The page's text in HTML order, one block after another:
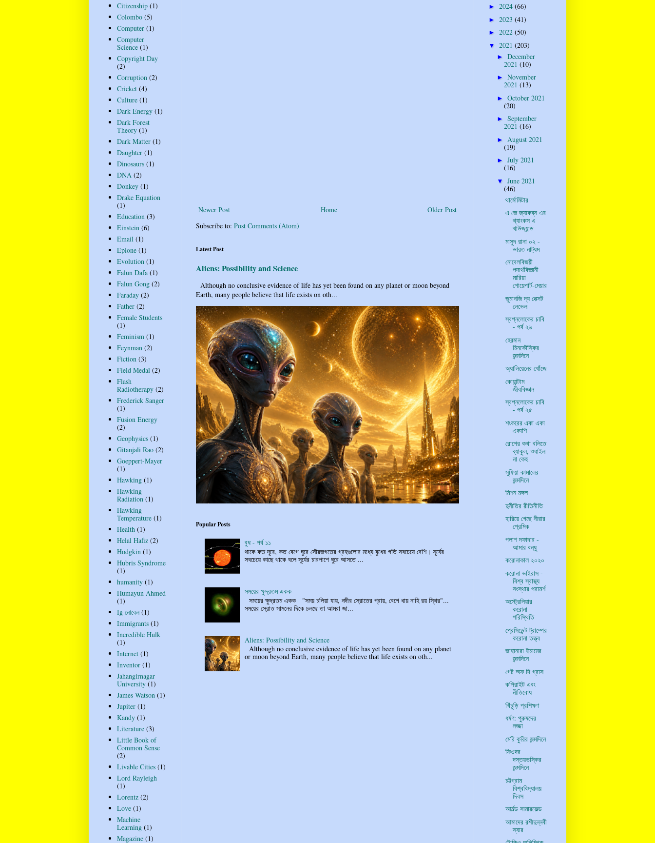
Newer Post Older Post
Home
Subscribe to: Post Comments (Atom)
Latest Post
Aliens: Possibility and Science
Although no conclusive evidence of life has yet been found on any planet or moon beyond
Earth, many people believe that life exists on oth...
Popular Posts
বুধ - পর্ব ১১
থাকে কত দূরে, কত বেগে ঘুরে সৌরজগতের গ্রহগুলোর মধ্যে বুধের গতি সবচেয়ে বেশি। সূর্যের
সবচেয়ে কাছে থাকে বলে সূর্যের চারপাশে ঘুরে আসতে ...
সময়ের ক্ষুদ্রতম একক
সময়ের ক্ষুদ্রতম একক "সময় চলিয়া যায়, নদীর স্রোতের প্রায়, বেগে ধায় নাহি রয় স্থির"...
সময়ের স্রোত সামনের দিকে চলছে তা আমরা জা...
Aliens: Possibility and Science
Although no conclusive evidence of life has yet been found on any planet
or moon beyond Earth, many people believe that life exists on oth...
Citizenship (1)
Colombo (5)
Computer (1)
Computer
Science (1)
Copyright Day
(2)
Corruption (2)
Cricket (4)
Culture (1)
Dark Energy (1)
Dark Forest
Theory (1)
Dark Matter (1)
Daughter (1)
Dinosaurs (1)
DNA (2)
Donkey (1)
Drake Equation
(1)
Education (3)
Einstein (6)
Email (1)
Epione (1)
Evolution (1)
Falun Dafa (1)
Falun Gong (2)
Faraday (2)
Father (2)
Female Students
(1)
Feminism (1)
Feynman (2)
Fiction (3)
Field Medal (2)
Flash
Radiotherapy (2)
Frederick Sanger
(1)
Fusion Energy
(2)
Geophysics (1)
Gitanjali Rao (2)
Goeppert-Mayer
(1)
Hawking (1)
Hawking
Radiation (1)
Hawking
Temperature (1)
Health (1)
Helal Hafiz (2)
Hodgkin (1)
Hubris Syndrome
(1)
humanity (1)
Humayun Ahmed
(1)
Ig নোবেল (1)
Immigrants (1)
Incredible Hulk
(1)
Internet (1)
Inventor (1)
Jahangirnagar
University (1)
James Watson (1)
Jupiter (1)
Kandy (1)
Literature (3)
Little Book of
Common Sense
(2)
Livable Cities (1)
Lord Rayleigh
(1)
Lorentz (2)
Love (1)
Machine
Learning (1)
Magazine (1)
► 2024 (66)
► 2023 (41)
► 2022 (50)
▼ 2021 (203)
► December
2021 (10)
► November
2021 (13)
► October 2021
(20)
► September
2021 (16)
► August 2021
(19)
► July 2021
(16)
▼ June 2021
(46)
থার্মোমিটার
এ জে জ্যাকব্‌স এর
থ্যাংকস এ
থাউজ্যান্ড
মাসুদ রানা ০২ -
ভারত নাট্যম
নোবেলবিজয়ী
পদার্থবিজ্ঞানী
মারিয়া
গোয়েপার্ট-মেয়ার
জুমানজি দ্য নেক্সট
লেভেল
স্বপ্নলোকের চাবি
- পর্ব ২৬
হেরমান
মিনকৌস্কির
জন্মদিনে
অ্যালিয়েনের খোঁজে
কোয়ান্টাম
জীববিজ্ঞান
স্বপ্নলোকের চাবি
- পর্ব ২৫
শংকরের একা একা
একাশি
রোগের কথা বলিতে
ব্যাকুল, শুধাইল
না কেহ
সুফিয়া কামালের
জন্মদিনে
মিশন মঙ্গল
দুর্নীতির রীতিনীতি
হারিয়ে গেছে নীরার
প্রেমিক
পলাশ দফাদার -
আমার বন্ধু
করোনাকাল ২০২০
করোনা ভাইরাস -
বিশ্ব স্বাস্থ্য
সংস্থার পরামর্শ
অস্ট্রেলিয়ার
করোনা
পরিস্থিতি
প্রেসিডেন্ট ট্রাম্পের
করোনা তত্ত্ব
জাহানারা ইমামের
জন্মদিনে
গেট অফ দি গ্রাস
কপিরাইট এবং
নীতিবোধ
খিঁচুড়ি প্রশিক্ষণ
ধর্ষণ: পুরুষদের
লজ্জা
মেরি কুরির জন্মদিনে
ফিওদর
দস্তয়ভস্কির
জন্মদিনে
চট্টগ্রাম
বিশ্ববিদ্যালয়
দিবস
আর্নল্ড সামারফেল্ড
আমাদের রশীদুন্নবী
স্যার